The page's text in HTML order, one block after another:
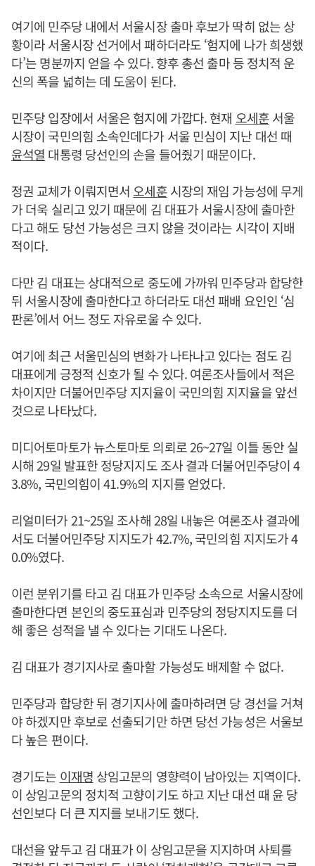
여기에 민주당 내에서 서울시장 출마 후보가 딱히 없는 상
황이라 서울시장 선거에서 패하더라도 ‘험지에 나가 희생했
다’는 명분까지 얻을 수 있다. 향후 총선 출마 등 정치적 운
신의 폭을 넓히는 데 도움이 된다.
민주당 입장에서 서울은 험지에 가깝다. 현재 오세훈서울
시장이 국민의힘 소속인데다가 서울 민심이 지난 대선 때
윤석열 대통령 당선인의 손을 들어줬기 때문이다.
정권 교체가 이뤄지면서 오세훈시장의 재임 가능성에 무게
가 더욱 실리고 있기 때문에 김 대표가 서울시장에 출마한
다고 해도 당선 가능성은 크지 않을 것이라는 시각이 지배
적이다.
다만 김 대표는 상대적으로 중도에 가까워 민주당과 합당한
뒤 서울시장에 출마한다고 하더라도 대선 패배 요인인 ‘심
판론’에서 어느 정도 자유로울 수 있다.
여기에 최근 서울민심의 변화가 나타나고 있다는 점도 김
대표에게 긍정적 신호가 될 수 있다. 여론조사들에서 적은
차이지만 더불어민주당 지지율이 국민의힘 지지율을 앞선
것으로 나타났다.
미디어토마토가 뉴스토마토 의뢰로 26~27일 이틀 동안 실
시해 29일 발표한 정당지지도 조사 결과 더불어민주당이 4
3.8%, 국민의힘이 41.9%의 지지를 얻었다.
리얼미터가 21~25일 조사해 28일 내놓은 여론조사 결과에
서도 더불어민주당 지지도가 42.7%, 국민의힘 지지도가 4
0.0%였다.
이런 분위기를 타고 김 대표가 민주당 소속으로 서울시장에
출마한다면 본인의 중도표심과 민주당의 정당지지도를 더
해 좋은 성적을 낼 수 있다는 기대도 나온다.
김 대표가 경기지사로 출마할 가능성도 배제할 수 없다.
민주당과 합당한 뒤 경기지사에 출마하려면 당 경선을 거쳐
야 하겠지만 후보로 선출되기만 하면 당선 가능성은 서울보
다 높은 편이다.
경기도는 이재명 상임고문의 영향력이 남아있는 지역이다.
이 상임고문의 정치적 고향이기도 하고 지난 대선 때 윤 당
선인보다 더 큰 지지를 보내기도 했다.
대선을 앞두고 김 대표가 이 상임고문을 지지하며 사퇴를